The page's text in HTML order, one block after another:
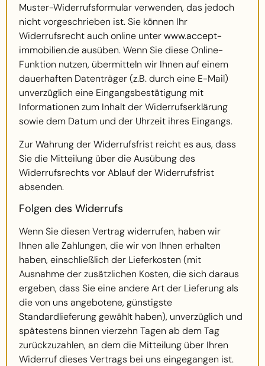
Muster-Widerrufsformular verwenden, das jedoch
nicht vorgeschrieben ist. Sie können Ihr
Widerrufsrecht auch online unterwww.accept-
immobilien.deausüben. Wenn Sie diese Online-
Funktion nutzen, übermitteln wir Ihnen auf einem
dauerhaften Datenträger (z.B. durch eine E-Mail)
unverzüglich eine Eingangsbestätigung mit
Informationen zum Inhalt der Widerrufserklärung
sowie dem Datum und der Uhrzeit ihres Eingangs.
Zur Wahrung der Widerrufsfrist reicht es aus, dass
Sie die Mitteilung über die Ausübung des
Widerrufsrechts vor Ablauf der Widerrufsfrist
absenden.
Folgen des Widerrufs
Wenn Sie diesen Vertrag widerrufen, haben wir
Ihnen alle Zahlungen, die wir von Ihnen erhalten
haben, einschließlich der Lieferkosten (mit
Ausnahme der zusätzlichen Kosten, die sich daraus
ergeben, dass Sie eine andere Art der Lieferung als
die von uns angebotene, günstigste
Standardlieferung gewählt haben), unverzüglich und
spätestens binnen vierzehn Tagen ab dem Tag
zurückzuzahlen, an dem die Mitteilung über Ihren
Widerruf dieses Vertrags bei uns eingegangen ist.